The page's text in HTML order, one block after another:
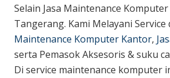
Selain Jasa Maintenance
Tangerang. Kami Melayani Service
Maintenance Komputer Kantor,
serta Pemasok Aksesoris & suku
Di service maintenance komputer